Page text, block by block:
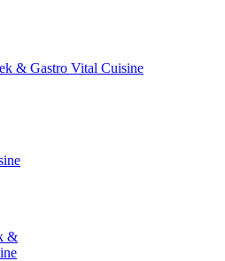
& Gastro Vital Cuisine
&